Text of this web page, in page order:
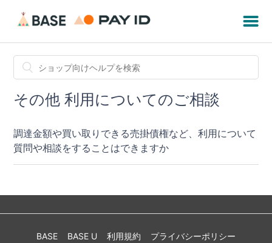
その他 利用についてのご相談
調達金額や買い取りできる売掛債権など、利用について
質問や相談をすることはできますか
BASE BASE U 利用規約
プライバシーポリシー